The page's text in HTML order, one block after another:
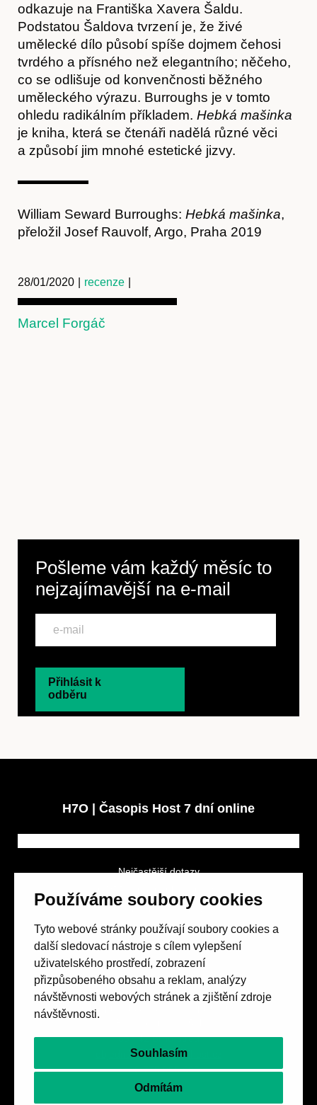
Používáme soubory cookies
Tyto webové stránky používají soubory cookies a
další sledovací nástroje s cílem vylepšení
uživatelského prostředí, zobrazení
přizpůsobeného obsahu a reklam, analýzy
návštěvnosti webových stránek a zjištění zdroje
návštěvnosti.
Souhlasím
Odmítám
Obchod
Kontakt
odkazuje na Františka Xavera Šaldu.
Podstatou Šaldova tvrzení je, že živé
umělecké dílo působí spíše dojmem čehosi
tvrdého a přísného než elegantního; něčeho,
co se odlišuje od konvenčnosti běžného
uměleckého výrazu. Burroughs je v tomto
ohledu radikálním příkladem. Hebká mašinka
je kniha, která se čtenáři nadělá různé věci
a způsobí jim mnohé estetické jizvy.
William Seward Burroughs: Hebká mašinka,
přeložil Josef Rauvolf, Argo, Praha 2019
28/01/2020 recenze
Marcel Forgáč
Pošleme vám každý měsíc to
nejzajímavější na e-mail
Přihlásit k
odběru
H7O | Časopis Host 7 dní online
Nejčastější dotazy
Obchodní podmínky
Spolek přátel vydávání
657 42 Brno-střed
objednavky@casopishost.cz
+420 775 995 695